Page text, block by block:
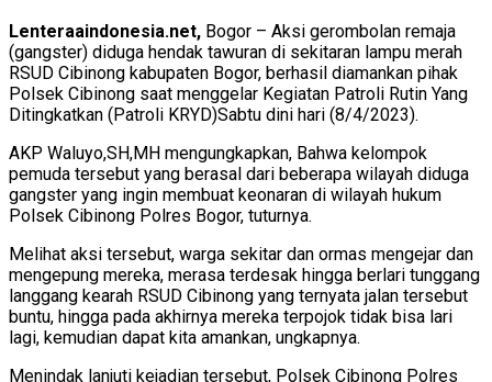
Lenteraaindonesia.net, Bogor – Aksi gerombolan remaja
(gangster) diduga hendak tawuran di sekitaran lampu merah
RSUD Cibinong kabupaten Bogor, berhasil diamankan pihak
Polsek Cibinong saat menggelar Kegiatan Patroli Rutin Yang
Ditingkatkan (Patroli KRYD)Sabtu dini hari (8/4/2023).
AKP Waluyo,SH,MH mengungkapkan, Bahwa kelompok
pemuda tersebut yang berasal dari beberapa wilayah diduga
gangster yang ingin membuat keonaran di wilayah hukum
Polsek Cibinong Polres Bogor, tuturnya.
Melihat aksi tersebut, warga sekitar dan ormas mengejar dan
mengepung mereka, merasa terdesak hingga berlari tunggang
langgang kearah RSUD Cibinong yang ternyata jalan tersebut
buntu, hingga pada akhirnya mereka terpojok tidak bisa lari
lagi, kemudian dapat kita amankan, ungkapnya.
Menindak lanjuti kejadian tersebut, Polsek Cibinong Polres